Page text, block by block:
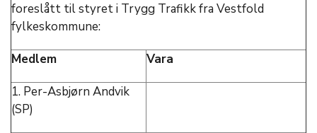
foreslått til styret i Trygg Trafikk fra Vestfold
fylkeskommune:
Medlem
Vara
1. Per-Asbjørn Andvik
(SP)